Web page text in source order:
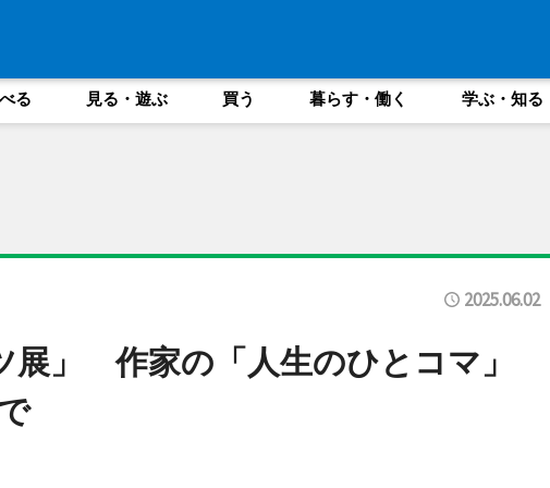
る 見る・遊ぶ 買う 暮らす・働く 学ぶ・知る
2025.06.02
展」 作家の「人生のひとコマ」